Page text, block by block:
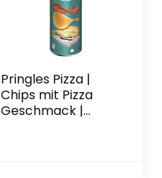
Pringles Pizza |
Chips mit Pizza
Geschmack |